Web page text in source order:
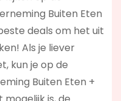
Buiten Eten
deals om het uit
Als je liever
kun je op de
Buiten Eten +